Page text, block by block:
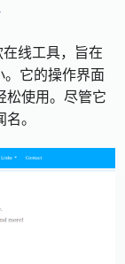
线工具，旨在
。它的操作界面
松使用。尽管它
。